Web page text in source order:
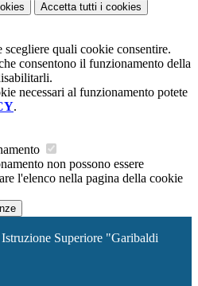
Accetta tutti i cookies
scegliere quali cookie consentire.
consentono il funzionamento della
necessari al funzionamento potete
.
non possono essere
l'elenco nella pagina della cookie
Superiore "Garibaldi